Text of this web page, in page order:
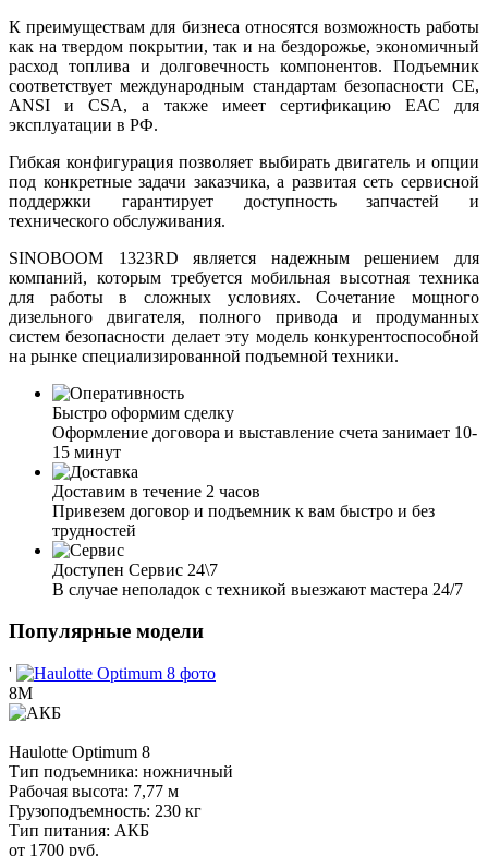
К преимуществам для бизнеса относятся возможность работы
как на твердом покрытии, так и на бездорожье, экономичный
расход топлива и долговечность компонентов. Подъемник
соответствует международным стандартам безопасности CE,
ANSI и CSA, а также имеет сертификацию ЕАС для
эксплуатации в РФ.
Гибкая конфигурация позволяет выбирать двигатель и опции
под конкретные задачи заказчика, а развитая сеть сервисной
поддержки гарантирует доступность запчастей и
технического обслуживания.
SINOBOOM 1323RD является надежным решением для
компаний, которым требуется мобильная высотная техника
для работы в сложных условиях. Сочетание мощного
дизельного двигателя, полного привода и продуманных
систем безопасности делает эту модель конкурентоспособной
на рынке специализированной подъемной техники.
Быстро оформим сделку
Оформление договора и выставление счета занимает 10-
15 минут
Доставим в течение 2 часов
Привезем договор и подъемник к вам быстро и без
трудностей
Доступен Сервис 24\7
В случае неполадок с техникой выезжают мастера 24/7
Популярные модели
'
8М
Haulotte Optimum 8
Тип подъемника: ножничный
Рабочая высота: 7,77 м
Грузоподъемность: 230 кг
Тип питания: АКБ
от 1700 руб.